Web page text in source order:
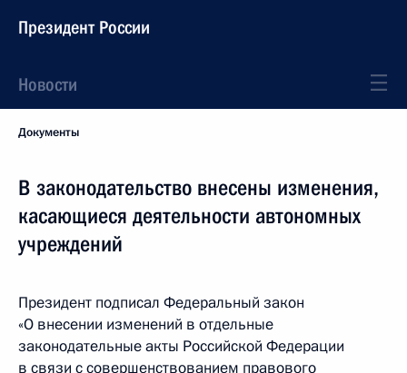
Президент России
Новости
Документы
В законодательство внесены изменения,
касающиеся деятельности автономных
учреждений
Президент подписал Федеральный закон
«О внесении изменений в отдельные
законодательные акты Российской Федерации
в связи с совершенствованием правового